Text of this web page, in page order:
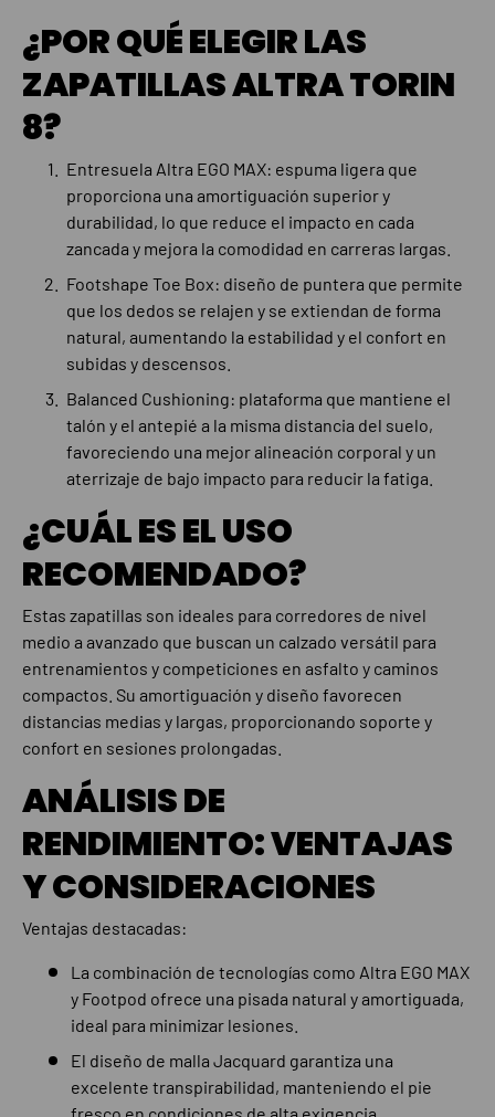
¿POR QUÉ ELEGIR LAS
ZAPATILLAS ALTRA TORIN
8?
Entresuela Altra EGO MAX: espuma ligera que
proporciona una amortiguación superior y
durabilidad, lo que reduce el impacto en cada
zancada y mejora la comodidad en carreras largas.
Footshape Toe Box: diseño de puntera que permite
que los dedos se relajen y se extiendan de forma
natural, aumentando la estabilidad y el confort en
subidas y descensos.
Balanced Cushioning: plataforma que mantiene el
talón y el antepié a la misma distancia del suelo,
favoreciendo una mejor alineación corporal y un
aterrizaje de bajo impacto para reducir la fatiga.
¿CUÁL ES EL USO
RECOMENDADO?
Estas zapatillas son ideales para corredores de nivel
medio a avanzado que buscan un calzado versátil para
entrenamientos y competiciones en asfalto y caminos
compactos. Su amortiguación y diseño favorecen
distancias medias y largas, proporcionando soporte y
confort en sesiones prolongadas.
ANÁLISIS DE
RENDIMIENTO: VENTAJAS
Y CONSIDERACIONES
Ventajas destacadas:
La combinación de tecnologías como Altra EGO MAX
y Footpod ofrece una pisada natural y amortiguada,
ideal para minimizar lesiones.
El diseño de malla Jacquard garantiza una
excelente transpirabilidad, manteniendo el pie